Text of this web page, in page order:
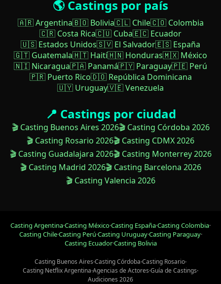
🌎 Castings por país
🇦🇷 Argentina🇧🇴 Bolivia🇨🇱 Chile🇨🇴 Colombia
🇨🇷 Costa Rica🇨🇺 Cuba🇪🇨 Ecuador
🇺🇸 Estados Unidos🇸🇻 El Salvador🇪🇸 España
🇬🇹 Guatemala🇭🇹 Haití🇭🇳 Honduras🇲🇽 México
🇳🇮 Nicaragua🇵🇦 Panamá🇵🇾 Paraguay🇵🇪 Perú
🇵🇷 Puerto Rico🇩🇴 República Dominicana
🇺🇾 Uruguay🇻🇪 Venezuela
📍 Castings por ciudad
🎬 Casting Buenos Aires 2026🎬 Casting Córdoba 2026
🎬 Casting Rosario 2026🎬 Casting CDMX 2026
🎬 Casting Guadalajara 2026🎬 Casting Monterrey 2026
🎬 Casting Madrid 2026🎬 Casting Barcelona 2026
🎬 Casting Valencia 2026
Casting Argentina·Casting México·Casting España·Casting Colombia·
Casting Chile·Casting Perú·Casting Uruguay·Casting Paraguay·
Casting Ecuador·Casting Bolivia
Casting Buenos Aires·Casting Córdoba·Casting Rosario·
Casting Netflix Argentina·Agencias de Actores·Guía de Castings·
Audiciones 2026